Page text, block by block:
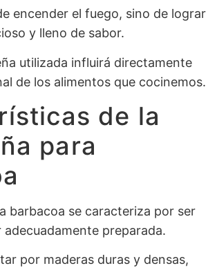
encender el fuego, sino de lograr
y lleno de sabor.
utilizada influirá directamente
de los alimentos que cocinemos.
de la
para
barbacoa se caracteriza por ser
adecuadamente preparada.
por maderas duras y densas,